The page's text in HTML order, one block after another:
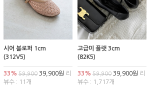
시어 블로퍼 1cm
(312V5)
33% 59,900 39,900원 리
뷰수 : 11개
고급미 플랫 3cm
(82K5)
33% 59,90039,900원 리
뷰수 : 1,717개